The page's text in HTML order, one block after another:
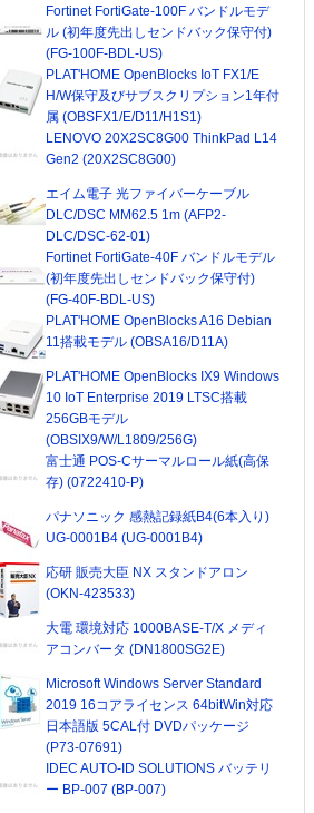
Fortinet FortiGate-100F バンドルモデ
ル (初年度先出しセンドバック保守付)
(FG-100F-BDL-US)
PLAT'HOME OpenBlocks IoT FX1/E
H/W保守及びサブスクリプション1年付
属 (OBSFX1/E/D11/H1S1)
LENOVO 20X2SC8G00 ThinkPad L14
Gen2 (20X2SC8G00)
エイム電子 光ファイバーケーブル
DLC/DSC MM62.5 1m (AFP2-
DLC/DSC-62-01)
Fortinet FortiGate-40F バンドルモデル
(初年度先出しセンドバック保守付)
(FG-40F-BDL-US)
PLAT'HOME OpenBlocks A16 Debian
11搭載モデル (OBSA16/D11A)
PLAT'HOME OpenBlocks IX9 Windows
10 IoT Enterprise 2019 LTSC搭載
256GBモデル
(OBSIX9/W/L1809/256G)
富士通 POS-Cサーマルロール紙(高保
存) (0722410-P)
パナソニック 感熱記録紙B4(6本入り)
UG-0001B4 (UG-0001B4)
応研 販売大臣 NX スタンドアロン
(OKN-423533)
大電 環境対応 1000BASE-T/X メディ
アコンバータ (DN1800SG2E)
Microsoft Windows Server Standard
2019 16コアライセンス 64bitWin対応
日本語版 5CAL付 DVDパッケージ
(P73-07691)
IDEC AUTO-ID SOLUTIONS バッテリ
ー BP-007 (BP-007)